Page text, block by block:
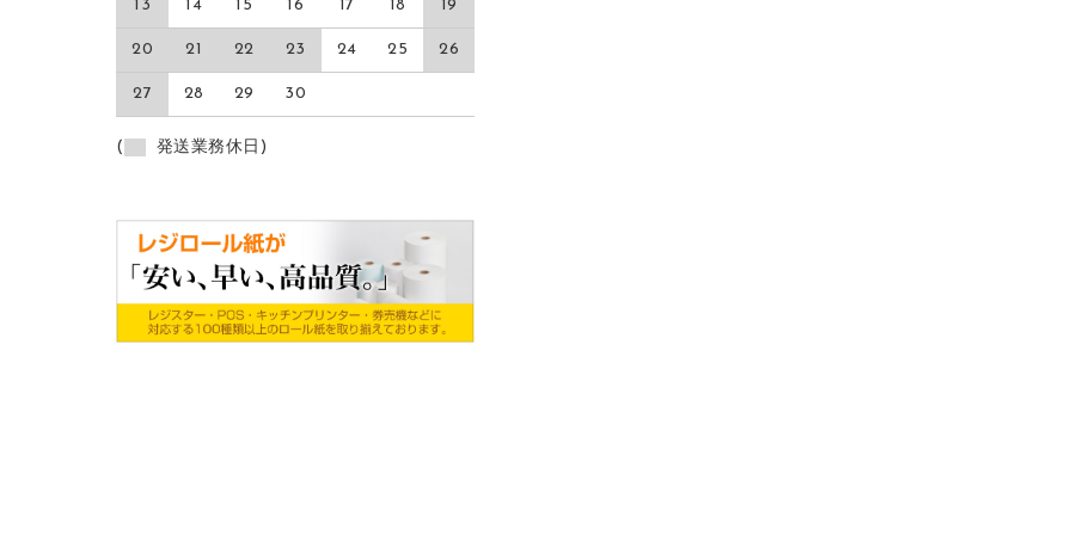
13 14 15 16 17 18 19
20 21 22 23 24 25 26
27 28 29 30
( 発送業務休日)